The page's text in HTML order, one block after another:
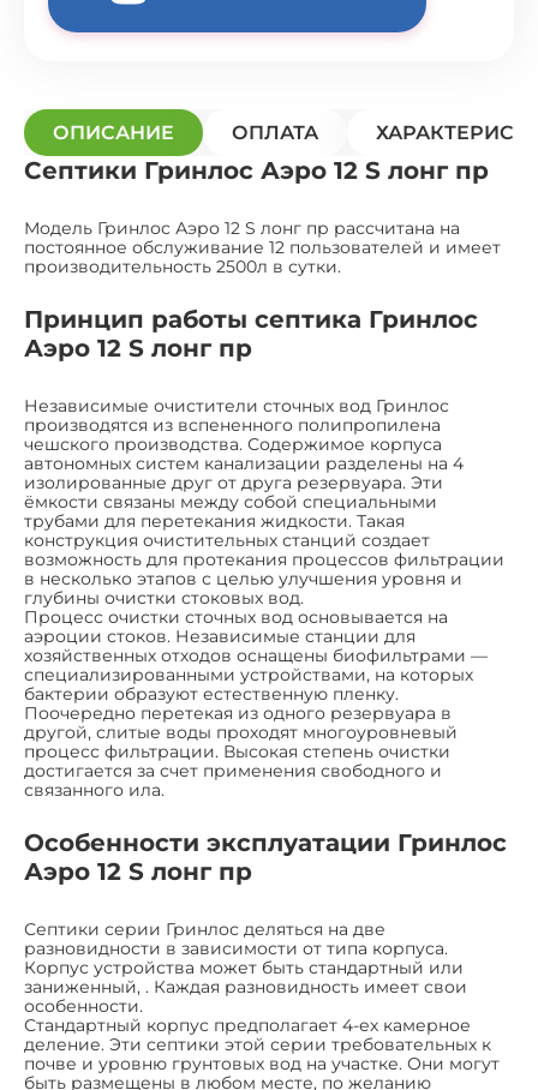
ОПИСАНИЕ ОПЛАТА
Септики Гринлос Аэро 12 S лонг пр
Модель Гринлос Аэро 12 S лонг пр рассчитана на
постоянное обслуживание 12 пользователей и имеет
производительность 2500л в сутки.
Принцип работы септика Гринлос
Аэро 12 S лонг пр
Независимые очистители сточных вод Гринлос
производятся из вспененного полипропилена
чешского производства. Содержимое корпуса
автономных систем канализации разделены на 4
изолированные друг от друга резервуара. Эти
ёмкости связаны между собой специальными
трубами для перетекания жидкости. Такая
конструкция очистительных станций создает
возможность для протекания процессов фильтрации
в несколько этапов с целью улучшения уровня и
глубины очистки стоковых вод.
Процесс очистки сточных вод основывается на
аэроции стоков. Независимые станции для
хозяйственных отходов оснащены биофильтрами —
специализированными устройствами, на которых
бактерии образуют естественную пленку.
Поочередно перетекая из одного резервуара в
другой, слитые воды проходят многоуровневый
процесс фильтрации. Высокая степень очистки
достигается за счет применения свободного и
связанного ила.
Особенности эксплуатации Гринлос
Аэро 12 S лонг пр
Септики серии Гринлос деляться на две
разновидности в зависимости от типа корпуса.
Корпус устройства может быть стандартный или
заниженный, . Каждая разновидность имеет свои
особенности.
Стандартный корпус предполагает 4-ех камерное
деление. Эти септики этой серии требовательных к
почве и уровню грунтовых вод на участке. Они могут
быть размещены в любом месте, по желанию